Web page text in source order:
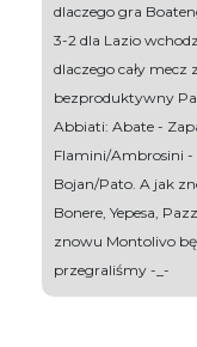
dlaczego gra
3-2 dla Lazio
dlaczego cały mecz
bezproduktywny
Abbiati: Abate -
Flamini/Ambrosini -
Bojan/Pato. A jak
Bonere, Yepesa,
znowu Montolivo
przegraliśmy -_-